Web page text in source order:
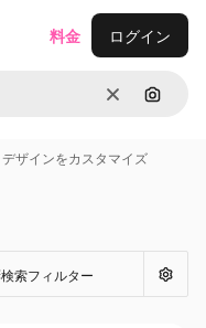
消去 画像で
料金 ログイン
デザインをカスタマイズ
検索フィルター